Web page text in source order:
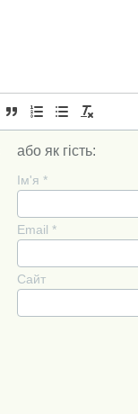
або як гість:
Ім'я *
Email *
Сайт